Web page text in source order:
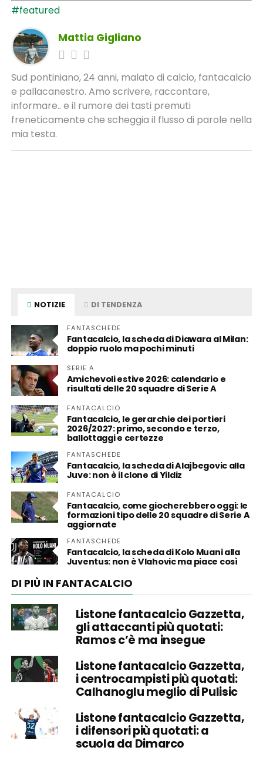
#featured
Mattia Gigliano
Sud pontiniano, 24 anni, malato di calcio, fantacalcio
e pallacanestro. Amo scrivere, raccontare,
informare.. e il rumore dei tasti premuti
freneticamente che scheggia il flusso di parole nella
mia testa.
NOTIZIE DI TENDENZA
FANTASCHEDE
Fantacalcio, la scheda di Diawara al Milan:
doppio ruolo ma pochi minuti
SERIE A
Amichevoli estive 2026: calendario e
risultati delle 20 squadre di Serie A
FANTACALCIO
Fantacalcio, le gerarchie dei portieri
2026/2027: primo, secondo e terzo,
ballottaggi e certezze
FANTASCHEDE
Fantacalcio, la scheda di Alajbegovic alla
Juve: non è il clone di Yildiz
FANTACALCIO
Fantacalcio, come giocherebbero oggi: le
formazioni tipo delle 20 squadre di Serie A
aggiornate
FANTASCHEDE
Fantacalcio, la scheda di Kolo Muani alla
Juventus: non è Vlahovic ma piace così
DI PIÙ IN FANTACALCIO
Listone fantacalcio Gazzetta,
gli attaccanti più quotati:
Ramos c’è ma insegue
Listone fantacalcio Gazzetta,
i centrocampisti più quotati:
Calhanoglu meglio di Pulisic
Listone fantacalcio Gazzetta,
i difensori più quotati: a
scuola da Dimarco